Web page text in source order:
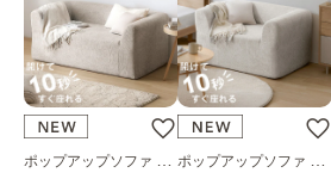
ポップアップソファ ソ ポップアップソファ ソ